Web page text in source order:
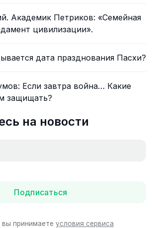
Академик Петриков: «Семейная
цивилизации».
дата празднования Пасхи?
Если завтра война… Какие
защищать?
на новости
Подписаться
принимаете условия сервиса